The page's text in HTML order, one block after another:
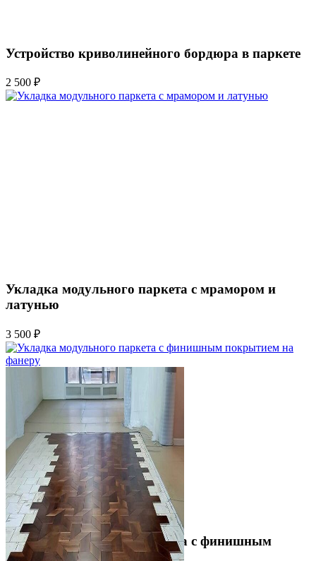
Устройство криволинейного бордюра в паркете
2 500 ₽
Укладка модульного паркета с мрамором и
латунью
3 500 ₽
Укладка модульного паркета с финишным
покрытием на фанеру